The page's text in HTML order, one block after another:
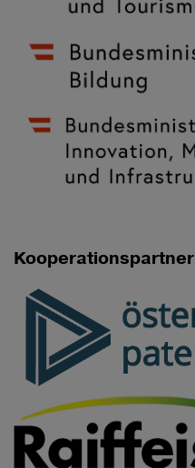
Kooperationspartner